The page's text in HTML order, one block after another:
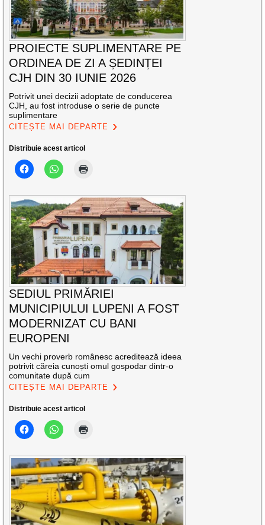
PROIECTE SUPLIMENTARE PE
ORDINEA DE ZI A ȘEDINȚEI
CJH DIN 30 IUNIE 2026
Potrivit unei decizii adoptate de conducerea
CJH, au fost introduse o serie de puncte
suplimentare
CITEȘTE MAI DEPARTE
Distribuie acest articol
SEDIUL PRIMĂRIEI
MUNICIPIULUI LUPENI A FOST
MODERNIZAT CU BANI
EUROPENI
Un vechi proverb românesc acreditează ideea
potrivit căreia cunoști omul gospodar dintr-o
comunitate după cum
CITEȘTE MAI DEPARTE
Distribuie acest articol